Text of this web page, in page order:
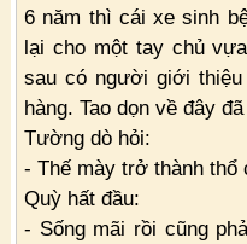
6 năm thì cái xe sinh
lại cho một tay chủ
sau có người giới
hàng. Tao dọn về đây
Tường dò hỏi:
- Thế mày trở thành thổ
Quỳ hất đầu:
- Sống mãi rồi cũng